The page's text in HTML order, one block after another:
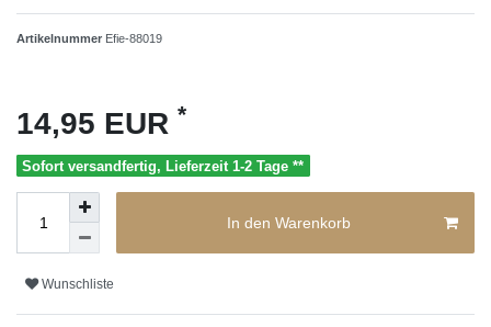
Artikelnummer Efie-88019
14,95 EUR *
Sofort versandfertig, Lieferzeit 1-2 Tage **
In den Warenkorb
Wunschliste